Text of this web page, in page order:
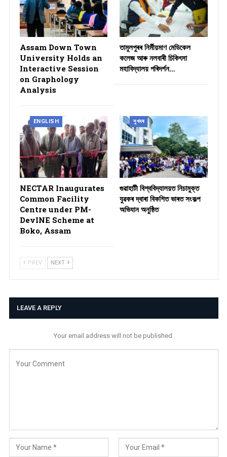
Assam Down Town
University Holds an
Interactive Session
on Graphology
Analysis
তামুলপুৰৰ নিৰ্মীয়মাণ মেডিকেল
কলেজ আৰু নলবাৰী চিকিৎসা
মহাবিদ্যালয় পৰিদৰ্শন…
ENGLISH
NECTAR Inaugurates
Common Facility
Centre under PM-
DevINE Scheme at
Boko, Assam
সুখবৰ
গুৱাহাটী বিশ্ববিদ্যালয়ত নিচামুক্ত
যুৱকৰ দ্বাৰা বিকশিত ভাৰত সংকল্প
অভিযান অনুষ্ঠিত
PREV NEXT
LEAVE A REPLY
Your email address will not be published.